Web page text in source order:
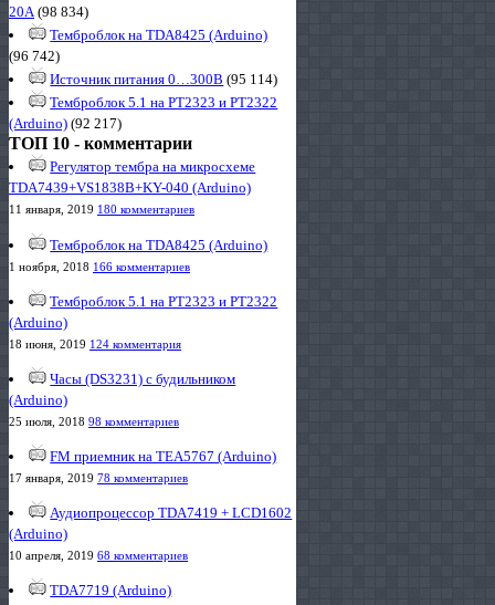
20А(98 834)
Темброблок на TDA8425 (Arduino)
(96 742)
Источник питания 0…300В (95 114)
Темброблок 5.1 на PT2323 и PT2322
(Arduino) (92 217)
ТОП 10 - комментарии
Регулятор тембра на микросхеме
TDA7439+VS1838B+KY-040 (Arduino)
11 января, 2019 180 комментариев
Темброблок на TDA8425 (Arduino)
1 ноября, 2018 166 комментариев
Темброблок 5.1 на PT2323 и PT2322
(Arduino)
18 июня, 2019 124 комментария
Часы (DS3231) с будильником
(Arduino)
25 июля, 2018 98 комментариев
FM приемник на TEA5767 (Arduino)
17 января, 2019 78 комментариев
Аудиопроцессор TDA7419 + LCD1602
(Arduino)
10 апреля, 2019 68 комментариев
TDA7719 (Arduino)